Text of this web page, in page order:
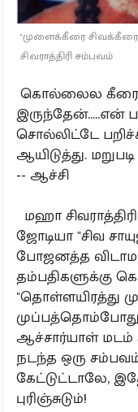
"முளைக்கீரை
சிவராத்திரி சம்பவம்
கொல்லைல கீரை
இருந்தேன்.....என்
சொல்லிட்டே
ஆயிடுத்து.
-- ஆச்சி
மஹா
ஜோடியா "சிவ
போஜனத்த
தம்பதிகளுக்கு
"தொள்ளயிரத்து
ஆச்சார்யாள்
நடந்த ஒரு
கேட்டுட்டாலே,
புரிஞ்சுடும்!